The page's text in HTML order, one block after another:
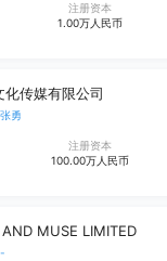
注册资本
1.00万人民币
化传媒有限公司
张勇
注册资本
100.00万人民币
MUSE LIMITED
-